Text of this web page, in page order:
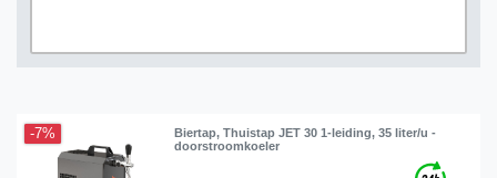
-7%
Biertap, Thuistap JET 30 1-leiding, 35 liter/u -
doorstroomkoeler